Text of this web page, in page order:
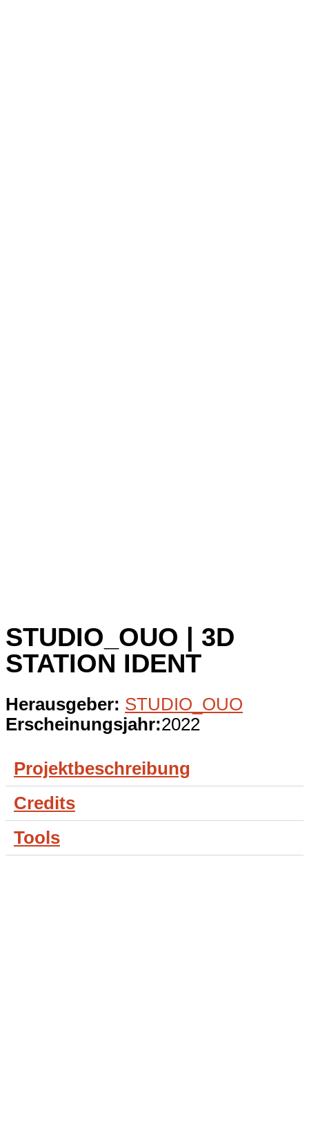
Play Video
STUDIO_OUO | 3D
STATION IDENT
Herausgeber: STUDIO_OUO
Erscheinungsjahr:2022
Projektbeschreibung
Credits
Tools